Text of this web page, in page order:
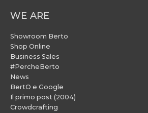
WE ARE
Showroom Berto
Shop Online
Business Sales
#PercheBerto
News
BertO e Google
Il primo post (2004)
Crowdcrafting